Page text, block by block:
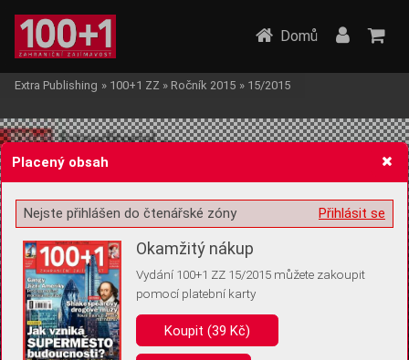
Žádost o souhlas s ukládáním volitelných informací
Pro základní fungování webu nepotřebujeme ukládat žádné informace
(tzv. cookies apod.). Rádi bychom vás ale požádali o souhlas s
Domů
Extra Publishing » 100+1 ZZ » Ročník 2015 » 15/2015
Placený obsah
Přihlásit se
Nejste přihlášen do čtenářské zóny
Okamžitý nákup
Vydání 100+1 ZZ 15/2015 můžete zakoupit
pomocí platební karty
Koupit (39 Kč)